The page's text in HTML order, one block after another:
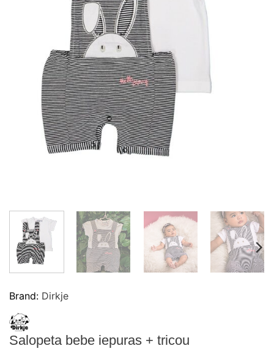
Brand: Dirkje
Salopeta bebe iepuras + tricou